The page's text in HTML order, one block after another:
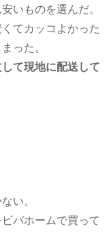
いものを選んだ。
てカッコよかった
った。
て現地に配送して
い。
バホームで買って